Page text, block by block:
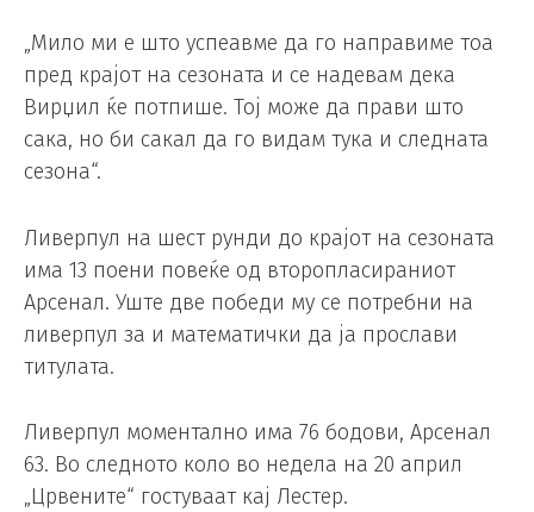
„Мило ми е што успеавме да го направиме тоа
пред крајот на сезоната и се надевам дека
Вирџил ќе потпише. Тој може да прави што
сака, но би сакал да го видам тука и следната
сезона“.
Ливерпул на шест рунди до крајот на сезоната
има 13 поени повеќе од второпласираниот
Арсенал. Уште две победи му се потребни на
ливерпул за и математички да ја прослави
титулата.
Ливерпул моментално има 76 бодови, Арсенал
63. Во следното коло во недела на 20 април
„Црвените“ гостуваат кај Лестер.